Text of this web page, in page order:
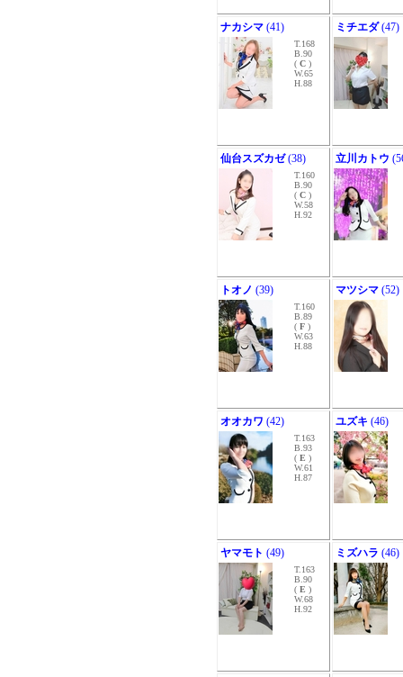
ナカシマ (41)
T.168
B.90
( C )
W.65
H.88
ミチエダ(47)
仙台スズカゼ(38)
T.160
B.90
( C )
W.58
H.92
立川カトウ
トオノ (39)
T.160
B.89
( F )
W.63
H.88
マツシマ (52)
オオカワ (42)
T.163
B.93
( E )
W.61
H.87
ユズキ (46)
ヤマモト (49)
T.163
B.90
( E )
W.68
H.92
ミズハラ (46)